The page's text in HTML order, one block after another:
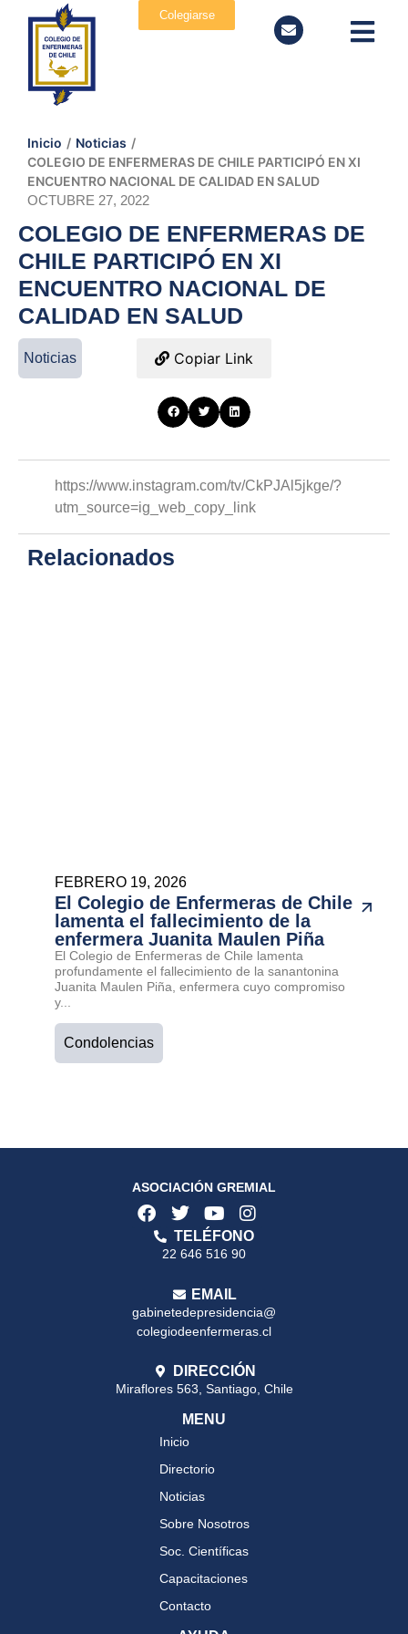
Colegiarse
Inicio / Noticias /
COLEGIO DE ENFERMERAS DE CHILE PARTICIPÓ EN XI
ENCUENTRO NACIONAL DE CALIDAD EN SALUD
OCTUBRE 27, 2022
COLEGIO DE ENFERMERAS DE
CHILE PARTICIPÓ EN XI
ENCUENTRO NACIONAL DE
CALIDAD EN SALUD
Noticias Copiar Link
https://www.instagram.com/tv/CkPJAl5jkge/?
utm_source=ig_web_copy_link
Relacionados
FEBRERO 19, 2026
El Colegio de Enfermeras de Chile
lamenta el fallecimiento de la
enfermera Juanita Maulen Piña
El Colegio de Enfermeras de Chile lamenta
profundamente el fallecimiento de la sanantonina
Juanita Maulen Piña, enfermera cuyo compromiso
y...
Condolencias
ASOCIACIÓN GREMIAL
TELÉFONO
22 646 516 90
EMAIL
gabinetedepresidencia@
colegiodeenfermeras.cl
DIRECCIÓN
Miraflores 563, Santiago, Chile
MENU
Inicio
Directorio
Noticias
Sobre Nosotros
Soc. Científicas
Capacitaciones
Contacto